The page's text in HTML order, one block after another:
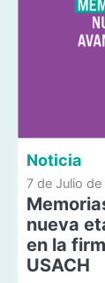
Noticia
7 de Julio
nueva
en la
USACH